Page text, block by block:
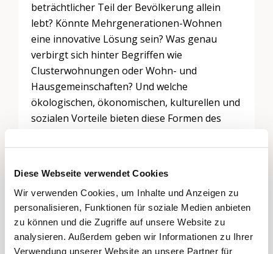
Diese Webseite verwendet Cookies
Wir verwenden Cookies, um Inhalte und Anzeigen zu
personalisieren, Funktionen für soziale Medien anbieten
zu können und die Zugriffe auf unsere Website zu
analysieren. Außerdem geben wir Informationen zu Ihrer
Verwendung unserer Website an unsere Partner für
beträchtlicher Teil der Bevölkerung allein
lebt? Könnte Mehrgenerationen-Wohnen
eine innovative Lösung sein? Was genau
verbirgt sich hinter Begriffen wie
Clusterwohnungen oder Wohn- und
Hausgemeinschaften? Und welche
ökologischen, ökonomischen, kulturellen und
sozialen Vorteile bieten diese Formen des
Jacomet beleuchten die Architektin
Thiesen, die PsychologinRita Grolimundund
der Therapeut Christian Klauser ihre
Erfahrungen mit unterschiedlichen
Wohnprojekten sowie die Vorteile des Lebens
in einem gemeinschaftlichen Kontext.